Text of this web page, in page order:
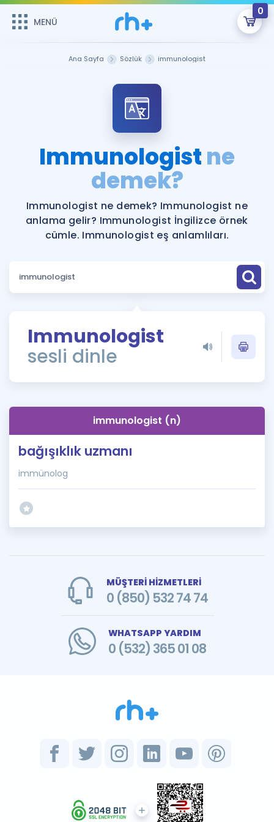
MENÜ
0
Şifremi Hatırlamıyorum
Sepetin Şu An Boş.
Remzi Hoca ile seni sınava hazırlayacak onlarca eğitim seni
bekliyor!
MENÜ
Katılımcı Görüşleri
Faydalı Araçlar
Ücretsiz Kaynaklar
Puan Hesaplama
ÖSYM Sınav Takvimi
Kampanyalar
İngilizce Gramer
İngilizce Gramer
Ana Sayfa Sözlük immunologist
Immunologistne
demek?
Immunologist ne demek? Immunologist ne
anlama gelir? Immunologist İngilizce örnek
cümle. Immunologist eş anlamlıları.
Immunologist
sesli dinle
immunologist (n)
bağışıklık uzmanı
immünolog
MÜŞTERİ HİZMETLERİ
0 (850) 532 74 74
WHATSAPP YARDIM
0 (532) 365 01 08